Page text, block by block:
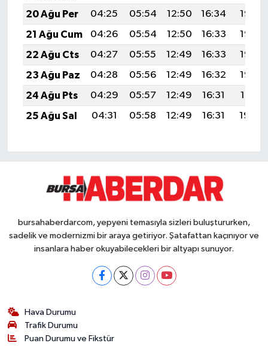
20 Ağu Per
04:25 05:54 12:50 16:34
19:36
21 Ağu Cum
04:26 05:54 12:50 16:33
19:35
22 Ağu Cts
04:27 05:55 12:49 16:33
19:33
23 Ağu Paz
04:28 05:56 12:49 16:32
19:32
24 Ağu Pts
04:29 05:57 12:49 16:31
19:31
25 Ağu Sal
04:31 05:58 12:49 16:31 19:29
bursahaberdarcom, yepyeni temasıyla sizleri buluştururken,
sadelik ve modernizmi bir araya getiriyor. Şatafattan kaçınıyor ve
insanlara haber okuyabilecekleri bir altyapı sunuyor.
Hava Durumu
Trafik Durumu
Puan Durumu ve Fikstür